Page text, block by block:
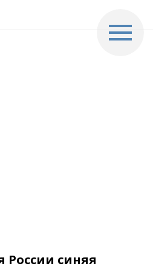
России синяя